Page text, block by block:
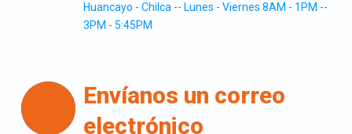
Huancayo - Chilca -- Lunes - Viernes 8AM - 1PM --
3PM - 5:45PM
Envíanos un correo
electrónico